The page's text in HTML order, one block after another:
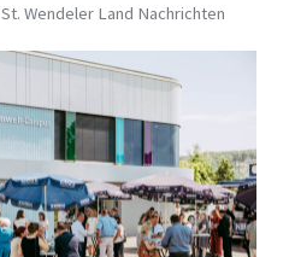
St. Wendeler Land Nachrichten